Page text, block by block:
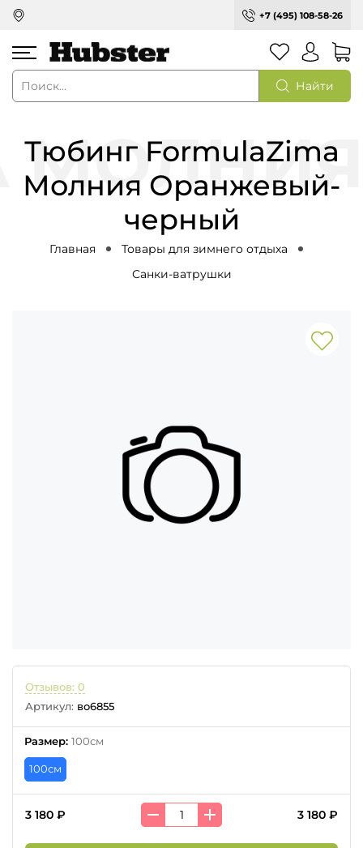
+7 (495) 108-58-26
Найти
Тюбинг FormulaZima
Молния Оранжевый-
черный
Главная
Товары для зимнего отдыха
Санки-ватрушки
Отзывов: 0
Артикул: во6855
Размер: 100см
100см
3 180 ₽ 3 180 ₽